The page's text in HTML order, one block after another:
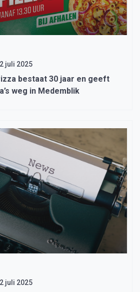
juli 2025
bestaat 30 jaar en geeft
weg in Medemblik
juli 2025